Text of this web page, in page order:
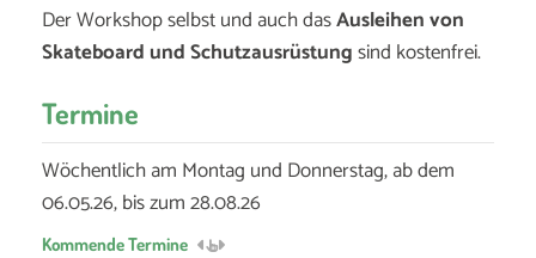
Der Workshop selbst und auch dasAusleihen von
Skateboard und Schutzausrüstungsind kostenfrei.
Termine
Wöchentlich am Montag und Donnerstag, ab dem
06.05.26, bis zum 28.08.26
Kommende Termine